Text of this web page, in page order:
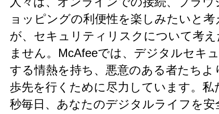
ョッピングの利便性を楽しみたいと
が、セキュリティリスクについて考
ません。McAfeeでは、デジタルセキ
する情熱を持ち、悪意のある者たちよ
歩先を行くために尽力しています。私
秒毎日、あなたのデジタルライフを安